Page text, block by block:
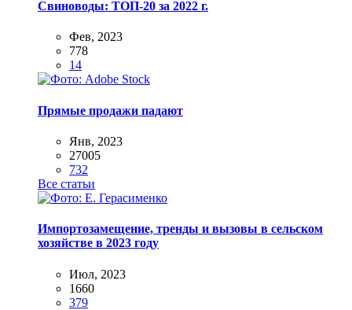
Свиноводы: ТОП-20 за 2022 г.
Фев, 2023
778
14
Прямые продажи падают
Янв, 2023
27005
732
Все статьи
Импортозамещение, тренды и вызовы в сельском
хозяйстве в 2023 году
Июл, 2023
1660
379